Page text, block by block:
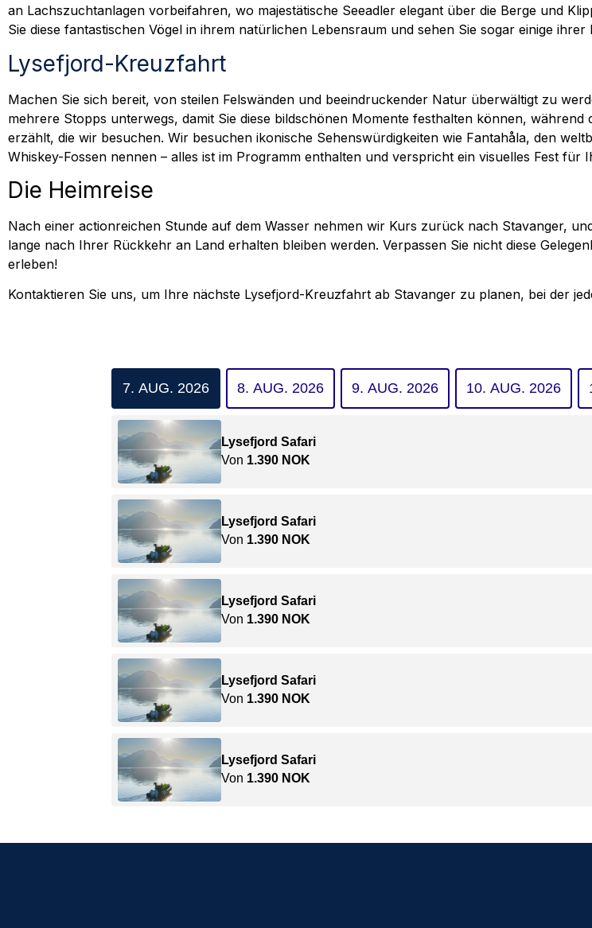
an Lachszuchtanlagen vorbeifahren, wo majestätische Seeadler elegant über die Berge und
Sie diese fantastischen Vögel in ihrem natürlichen Lebensraum und sehen Sie sogar einige
Lysefjord-Kreuzfahrt
Machen Sie sich bereit, von steilen Felswänden und beeindruckender Natur überwältigt zu
mehrere Stopps unterwegs, damit Sie diese bildschönen Momente festhalten können,
erzählt, die wir besuchen. Wir besuchen ikonische Sehenswürdigkeiten wie Fantahåla, den
Whiskey-Fossen nennen – alles ist im Programm enthalten und verspricht ein visuelles Fest für
Die Heimreise
Nach einer actionreichen Stunde auf dem Wasser nehmen wir Kurs zurück nach Stavanger,
lange nach Ihrer Rückkehr an Land erhalten bleiben werden. Verpassen Sie nicht diese
erleben!
Kontaktieren Sie uns, um Ihre nächste Lysefjord-Kreuzfahrt ab Stavanger zu planen, bei der